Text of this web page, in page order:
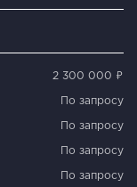
2 300 000 ₽
По запросу
По запросу
По запросу
По запросу